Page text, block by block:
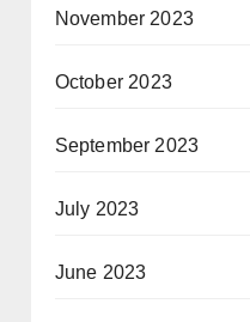
November 2023
October 2023
September 2023
July 2023
June 2023